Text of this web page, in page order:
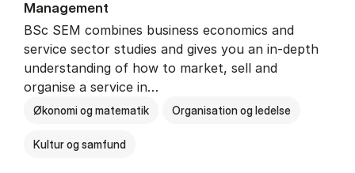
Man­age­ment
BSc SEM combines business economics and
service sector studies and gives you an in-depth
understanding of how to market, sell and
organise a service in…
Økonomi og matematik Organisation og ledelse
Kultur og samfund